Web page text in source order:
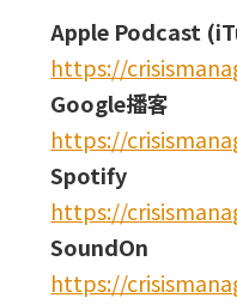
Apple Podcast
https://
Google播客
https://
Spotify
https://
SoundOn
https://